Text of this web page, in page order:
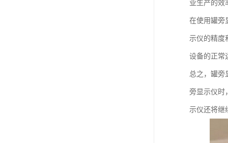
业生产的效
在使用罐旁
示仪的精度
设备的正常
总之，罐旁
旁显示仪时
示仪还将继